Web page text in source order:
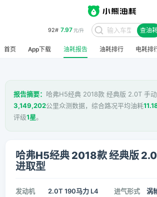
92# 7.97元/升 查油
首页 App下载 油耗报告 油耗排行 电耗排
报告摘要： 哈弗H5经典 2018款 经典版 2.0T 手
3,149,202公里众测数据，综合路况平均油耗
评级1星。
哈弗H5经典 2018款 经典版
进取型
发动机 2.0T 190马力 L4 进气形式 涡